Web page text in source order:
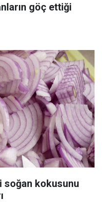
göç ettiği
soğan kokusunu